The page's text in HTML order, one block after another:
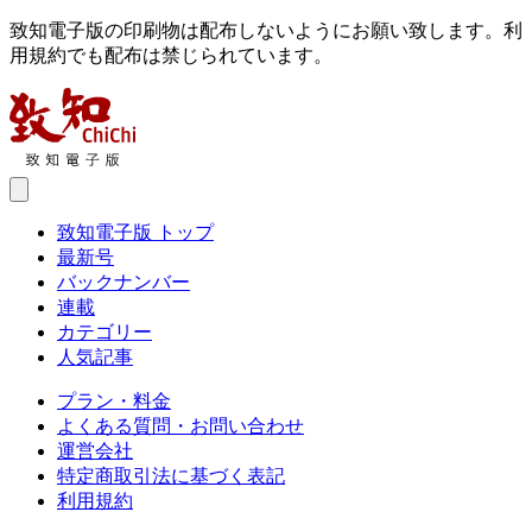
致知電子版の印刷物は配布しないようにお願い致します。利
用規約でも配布は禁じられています。
致知電子版 トップ
最新号
バックナンバー
連載
カテゴリー
人気記事
プラン・料金
よくある質問・お問い合わせ
運営会社
特定商取引法に基づく表記
利用規約